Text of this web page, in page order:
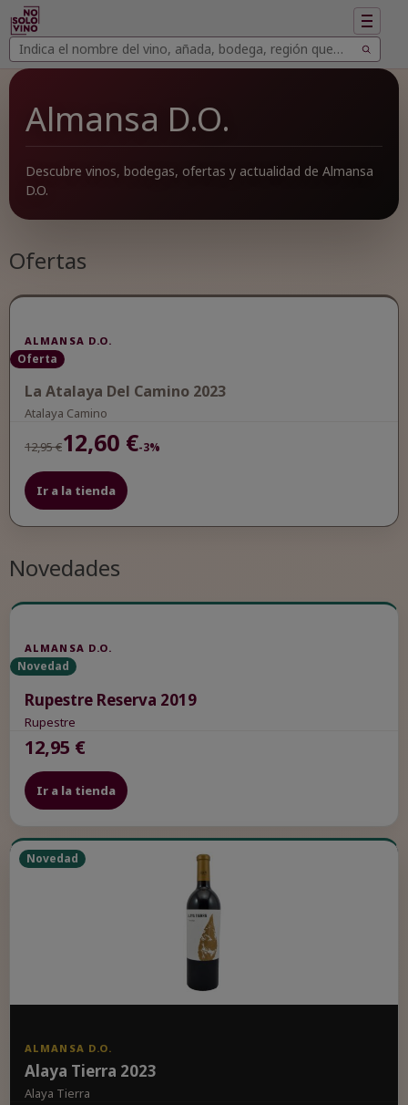
Buscar
vinos
Buscar
Mostrar
Almansa D.O.
Descubre vinos, bodegas, ofertas y actualidad de Almansa
D.O.
Ofertas
ALMANSA D.O.
Oferta
La Atalaya Del Camino 2023
Atalaya Camino
12,95 €12,60 €-3%
Ir a la tienda
Novedades
ALMANSA D.O.
Novedad
Rupestre Reserva 2019
Rupestre
12,95 €
Ir a la tienda
Novedad
ALMANSA D.O.
Alaya Tierra 2023
Alaya Tierra